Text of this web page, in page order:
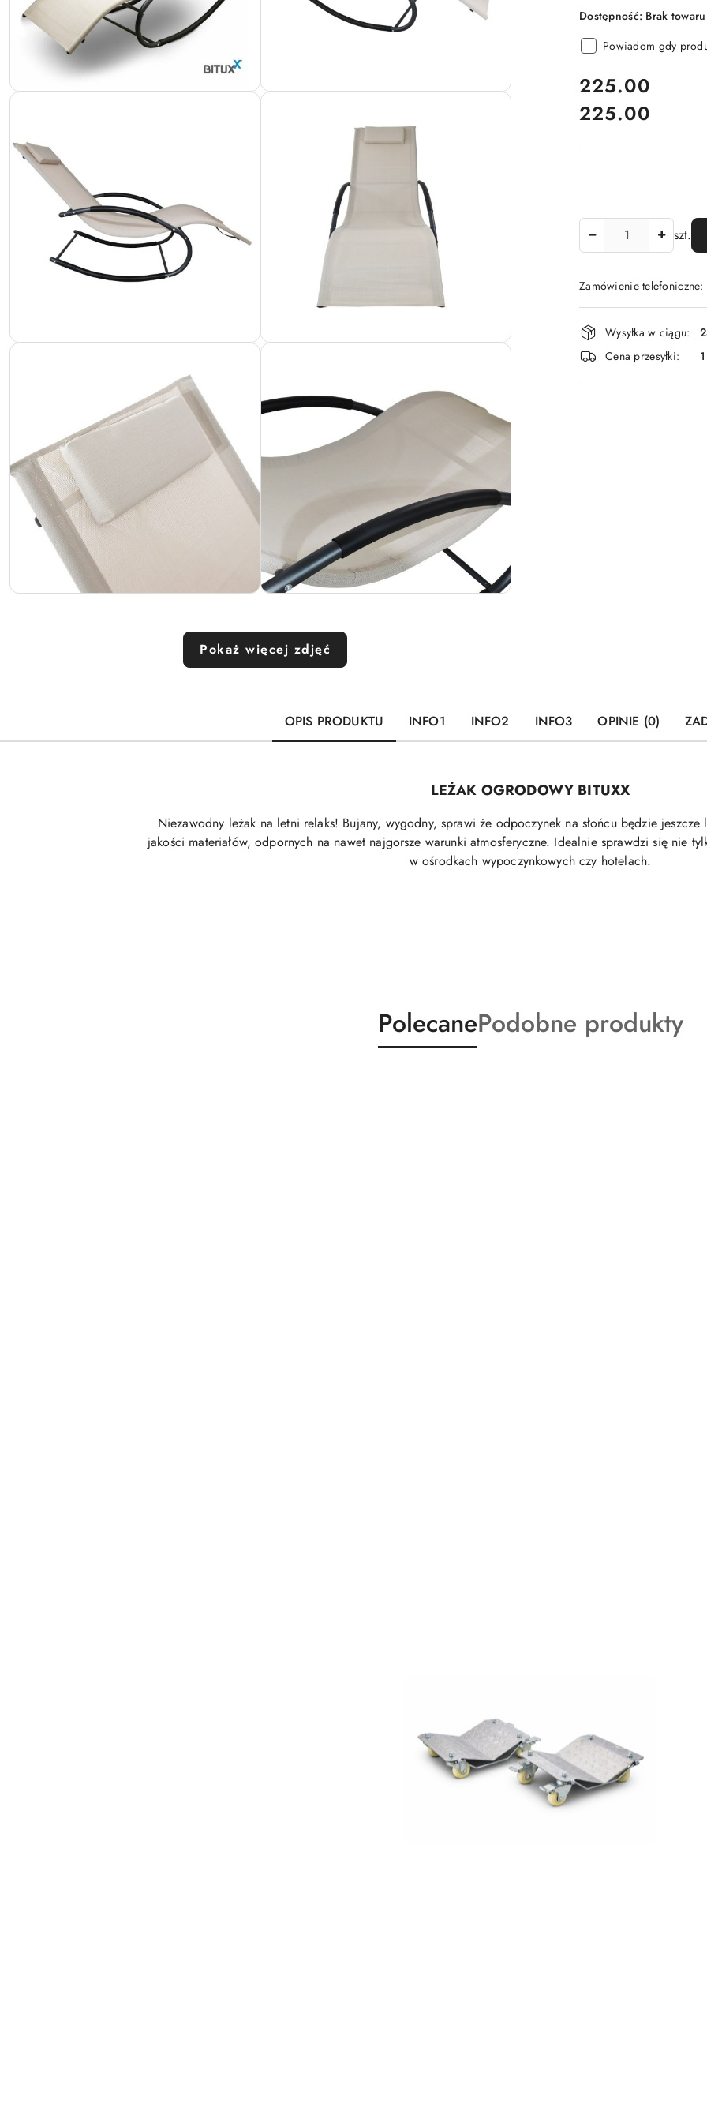
Pokaż więcej zdjęć
Dostępność: Brak towaru
Powiadom gdy
cena:
225.00
Cena:
225.00
szt.
Zamówienie
Dostępność
i
dostawa
Wysyłka w ciągu:
Cena przesyłki:
OPIS PRODUKTU INFO1 INFO2 INFO3 OPINIE (0)
LEŻAK OGRODOWY BITUXX
Niezawodny leżak na letni relaks! Bujany, wygodny, sprawi że odpoczynek na słońcu będzie jeszcze
jakości materiałów, odpornych na nawet najgorsze warunki atmosferyczne. Idealnie sprawdzi się nie
w ośrodkach wypoczynkowych czy hotelach.
Produkty
o
PolecaneProdukty
o
Podobne produkty